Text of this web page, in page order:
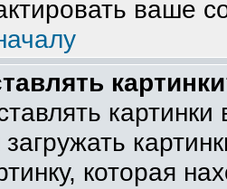
ваше
которая